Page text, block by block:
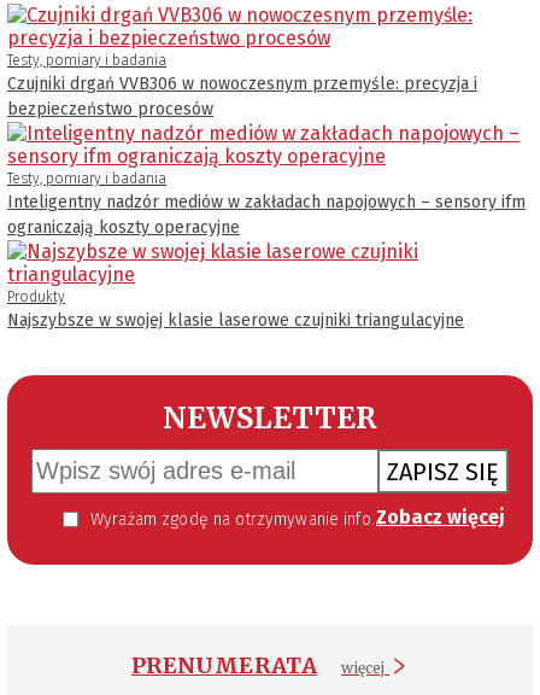
Testy, pomiary i badania
Czujniki drgań VVB306 w nowoczesnym przemyśle: precyzja i
bezpieczeństwo procesów
Testy, pomiary i badania
Inteligentny nadzór mediów w zakładach napojowych – sensory ifm
ograniczają koszty operacyjne
Produkty
Najszybsze w swojej klasie laserowe czujniki triangulacyjne
NEWSLETTER
ZAPISZ SIĘ
Wyrażam zgodę na otrzymywanie informacji handlowej kierowanej do mnie za pomocą środków komunikacji elektronicznej w szczególności poczty elektronicznej zgodnie z przepisem art. 10 ust 2 ustawy z dnia 18 lipca 2002 roku o świadczeniu usług drogą elektroniczną (Dz. U. 144 z 2002 r. poz. 1204). Zgoda jest dobrowolna, jednak jej wyrażenie jest konieczne, aby otrzymywać newsletter. Zobacz więcej
PRENUMERATA więcej